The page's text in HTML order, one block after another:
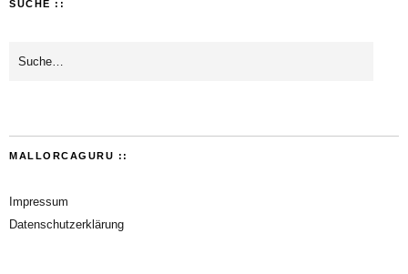
SUCHE ::
MALLORCAGURU ::
Impressum
Datenschutzerklärung